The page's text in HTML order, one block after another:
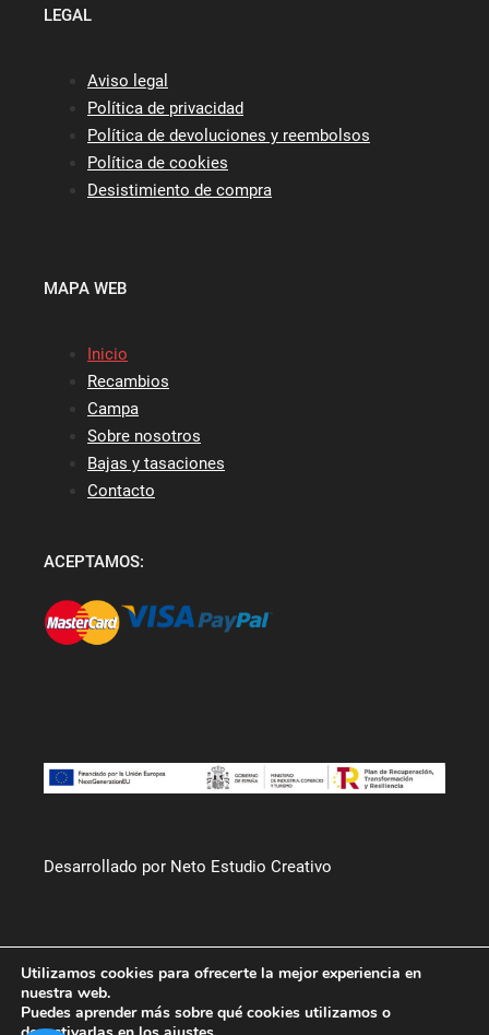
LEGAL
Aviso legal
Política de privacidad
Política de devoluciones y reembolsos
Política de cookies
Desistimiento de compra
MAPA WEB
Inicio
Recambios
Campa
Sobre nosotros
Bajas y tasaciones
Contacto
ACEPTAMOS:
Desarrollado por Neto Estudio Creativo
Utilizamos cookies para ofrecerte la mejor experiencia en
nuestra web.
Puedes aprender más sobre qué cookies utilizamos o